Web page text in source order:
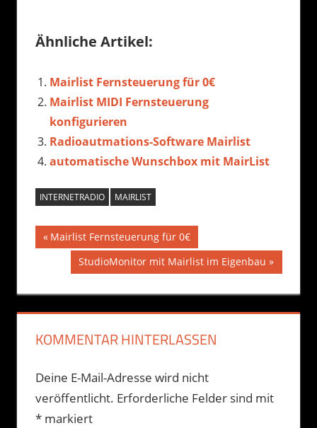
Ähnliche Artikel:
Mairlist Fernsteuerung für 0€
Mairlist MIDI Fernsteuerung
konfigurieren
Radioautmations-Software Mairlist
automatische Wunschbox mit MairList
INTERNETRADIO MAIRLIST
Beitragsnavigation
Vorheriger
Beitrag:
Mairlist Fernsteuerung für 0€
Nächster
Beitrag:
StudioMonitor mit Mairlist im Eigenbau
KOMMENTAR HINTERLASSEN
Deine E-Mail-Adresse wird nicht
veröffentlicht. Erforderliche Felder sind mit
*markiert